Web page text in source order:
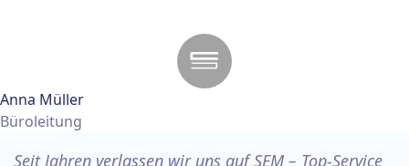
Anna Müller
Büroleitung
Seit Jahren verlassen wir uns auf SEM – Top-Service